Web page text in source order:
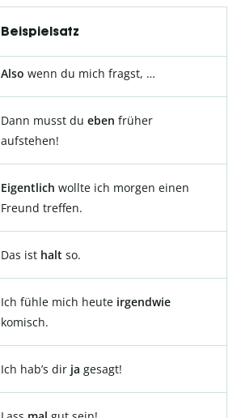
Beispielsatz
Also wenn du mich fragst, …
Dann musst du eben früher
aufstehen!
Eigentlich wollte ich morgen einen
Freund treffen.
Das ist halt so.
Ich fühle mich heute irgendwie
komisch.
Ich hab’s dir ja gesagt!